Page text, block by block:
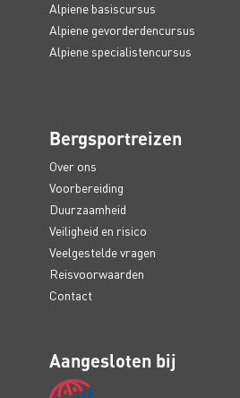
Alpiene basiscursus
Alpiene gevorderdencursus
Alpiene specialistencursus
Bergsportreizen
Over ons
Voorbereiding
Duurzaamheid
Veiligheid en risico
Veelgestelde vragen
Reisvoorwaarden
Contact
Aangesloten bij